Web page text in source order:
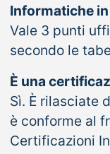
Informatiche in
Vale 3 punti
secondo le
È una
Sì. È rilasciate
è conforme al
Certificazioni